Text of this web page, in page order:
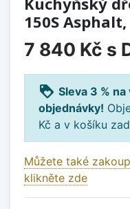
150S
7 840 Kč s
loyalty Sleva 3 %
objednávky!
Kč a v košíku
Můžete také
klikněte zde